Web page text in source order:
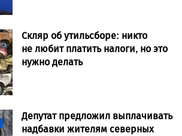
Скляр об утильсборе: никто
не любит платить налоги, но это
нужно делать
Депутат предложил выплачивать
надбавки жителям северных